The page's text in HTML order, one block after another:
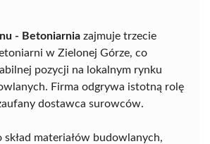
- Betoniarnia zajmuje trzecie
w Zielonej Górze, co
pozycji na lokalnym rynku
Firma odgrywa istotną rolę
dostawca surowców.
skład materiałów budowlanych,